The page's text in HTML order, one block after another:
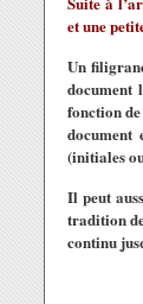
et une
Un
document
fonction
(initiales
Il peut
tradition
continu